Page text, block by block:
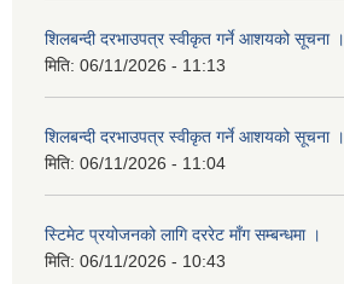
शिलबन्दी दरभाउपत्र स्वीकृत गर्ने आशयको सूचना ।
मिति: 06/11/2026 - 11:13
शिलबन्दी दरभाउपत्र स्वीकृत गर्ने आशयको सूचना ।
मिति: 06/11/2026 - 11:04
स्टिमेट प्रयोजनको लागि दररेट माँग सम्बन्धमा ।
मिति: 06/11/2026 - 10:43